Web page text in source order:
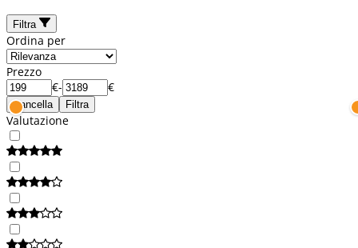
Filtra
Ordina per
Prezzo
€- €
Cancella Filtra
Valutazione